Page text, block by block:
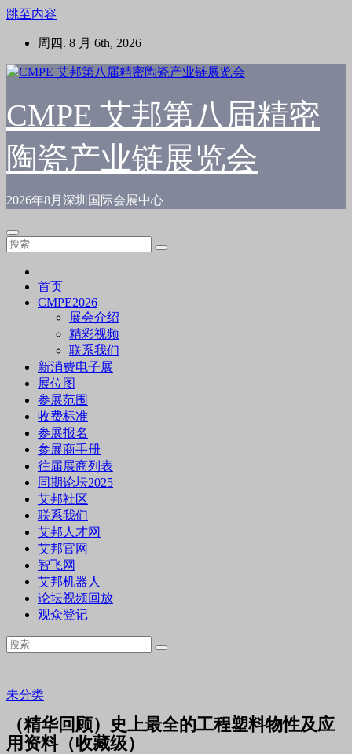
跳至内容
周四. 8 月 6th, 2026
CMPE 艾邦第八届精密
陶瓷产业链展览会
2026年8月深圳国际会展中心
首页
CMPE2026
展会介绍
精彩视频
联系我们
新消费电子展
展位图
参展范围
收费标准
参展报名
参展商手册
往届展商列表
同期论坛2025
艾邦社区
联系我们
艾邦人才网
艾邦官网
智飞网
艾邦机器人
论坛视频回放
观众登记
未分类
（精华回顾）史上最全的工程塑料物性及应
用资料（收藏级）